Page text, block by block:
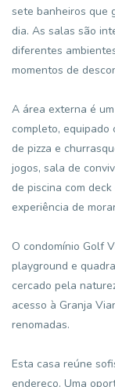
sete banheiros que
dia. As salas são
diferentes
momentos de
A área externa é
completo, equipado
de pizza e
jogos, sala de
de piscina com
experiência de
O condomínio Golf
playground e
cercado pela
acesso à Granja
renomadas.
Esta casa reúne
endereço. Uma